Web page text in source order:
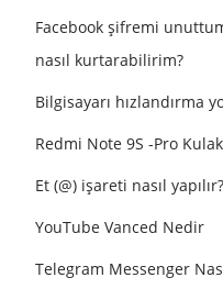
Facebook şifremi
nasıl kurtarabilirim?
Bilgisayarı hızlandırma
Redmi Note 9S -Pro
Et (@) işareti nasıl
YouTube Vanced Nedir
Telegram Messenger